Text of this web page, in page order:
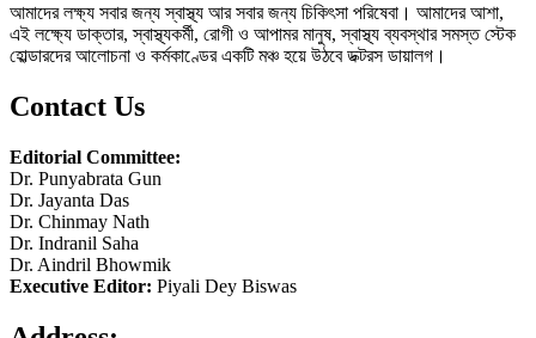
আমাদের লক্ষ্য সবার জন্য স্বাস্থ্য আর সবার জন্য চিকিৎসা পরিষেবা। আমাদের আশা,
এই লক্ষ্যে ডাক্তার, স্বাস্থ্যকর্মী, রোগী ও আপামর মানুষ, স্বাস্থ্য ব্যবস্থার সমস্ত স্টেক
হোল্ডারদের আলোচনা ও কর্মকাণ্ডের একটি মঞ্চ হয়ে উঠবে ডক্টরস ডায়ালগ।
Contact Us
Editorial Committee:
Dr. Punyabrata Gun
Dr. Jayanta Das
Dr. Chinmay Nath
Dr. Indranil Saha
Dr. Aindril Bhowmik
Executive Editor: Piyali Dey Biswas